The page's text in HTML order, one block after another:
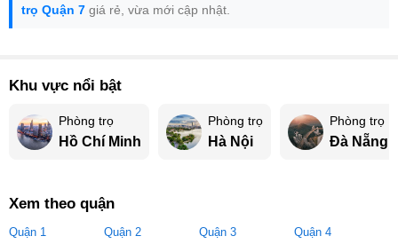
trọ Quận 7 giá rẻ, vừa mới cập nhật.
Khu vực nổi bật
Phòng trọ
Hồ Chí Minh
Phòng trọ
Hà Nội
Phòng trọ
Đà Nẵng
Xem theo quận
Quận 1 Quận 2 Quận 3
Quận 4